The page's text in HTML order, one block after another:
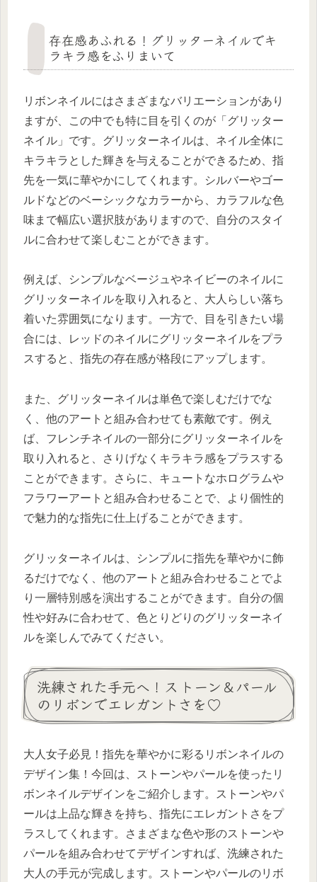
存在感あふれる！グリッターネイルでキ
ラキラ感をふりまいて
リボンネイルにはさまざまなバリエーションがあり
ますが、この中でも特に目を引くのが「グリッター
ネイル」です。グリッターネイルは、ネイル全体に
キラキラとした輝きを与えることができるため、指
先を一気に華やかにしてくれます。シルバーやゴー
ルドなどのベーシックなカラーから、カラフルな色
味まで幅広い選択肢がありますので、自分のスタイ
ルに合わせて楽しむことができます。
例えば、シンプルなベージュやネイビーのネイルに
グリッターネイルを取り入れると、大人らしい落ち
着いた雰囲気になります。一方で、目を引きたい場
合には、レッドのネイルにグリッターネイルをプラ
スすると、指先の存在感が格段にアップします。
また、グリッターネイルは単色で楽しむだけでな
く、他のアートと組み合わせても素敵です。例え
ば、フレンチネイルの一部分にグリッターネイルを
取り入れると、さりげなくキラキラ感をプラスする
ことができます。さらに、キュートなホログラムや
フラワーアートと組み合わせることで、より個性的
で魅力的な指先に仕上げることができます。
グリッターネイルは、シンプルに指先を華やかに飾
るだけでなく、他のアートと組み合わせることでよ
り一層特別感を演出することができます。自分の個
性や好みに合わせて、色とりどりのグリッターネイ
ルを楽しんでみてください。
洗練された手元へ！ストーン＆パール
のリボンでエレガントさを♡
大人女子必見！指先を華やかに彩るリボンネイルの
デザイン集！今回は、ストーンやパールを使ったリ
ボンネイルデザインをご紹介します。ストーンやパ
ールは上品な輝きを持ち、指先にエレガントさをプ
ラスしてくれます。さまざまな色や形のストーンや
パールを組み合わせてデザインすれば、洗練された
大人の手元が完成します。ストーンやパールのリボ